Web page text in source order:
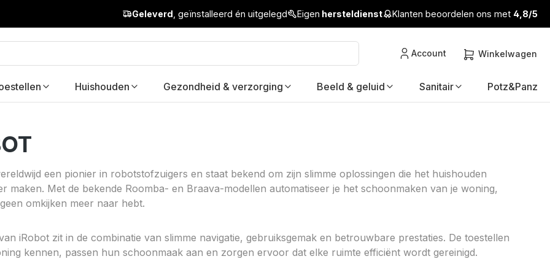
Geleverd , geïnstalleerd én uitgelegd Eigen hersteldienst Klanten beoordelen ons met 4,8/5
Account Winkelwagen
Huishouden Gezondheid & verzorging Beeld & geluid Sanitair Potz&Panz
een pionier in robotstofzuigers en staat bekend om zijn slimme oplossingen die het huishouden
maken. Met de bekende Roomba- en Braava-modellen automatiseer je het schoonmaken van je woning,
omkijken meer naar hebt.
iRobot zit in de combinatie van slimme navigatie, gebruiksgemak en betrouwbare prestaties. De toestellen
kennen, passen hun schoonmaak aan en zorgen ervoor dat elke ruimte efficiënt wordt gereinigd.